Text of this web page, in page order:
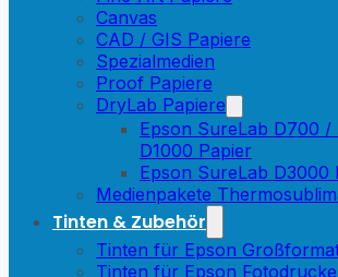
Canvas
CAD / GIS Papiere
Spezialmedien
Proof Papiere
DryLab Papiere
Epson SureLab D700
D1000 Papier
Epson SureLab D3000
Medienpakete
Tinten & Zubehör
Tinten für Epson
Tinten für Epson